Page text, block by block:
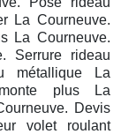
La Courneuve.
La Courneuve.
Serrure rideau
métallique La
plus La
Devis
volet roulant